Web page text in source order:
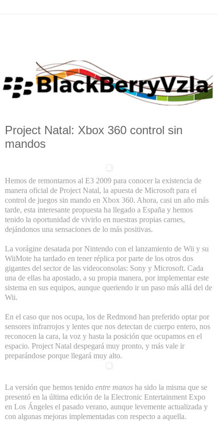
Project Natal: Xbox 360 control sin
mandos
Hemos de remontarnos al E3 2009 para conocer la existencia de
manera oficial de Project Natal, la apuesta de Microsoft para el
control de juegos sin mando en Xbox 360. Ahora, casi un año más
tarde, esta interesante propuesta ha llegado a España y hemos
tenido la oportunidad de vivirlo en nuestras propias carnes,
dejándonos una sensaciones de lo más positivas.
La vorágine desatada por Nintendo con el lanzamiento de Wii y su
WiiMote ha tardado en tener réplica por parte de los otros dos
gigantes del sector de las videoconsolas: Sony y Microsoft. Cada
una de ellas ha apostado, a su propia manera, por implementar este
sistema en sus equipos, aunque queriendo ir un paso más allá del de
Wii.
En el caso que nos ocupa, los de Redmond han preferido optar por
sensores infrarrojos y lentes que nos detectan de cuerpo entero, nos
reconocen la cara, la voz y hasta la posición que ocupamos en el
espacio. Project Natal despegará muy pronto, y más vale ir
preparándose porque llegará muy alto.
La versión que hemos tenido entre manos ha sido la misma que se
presentó en la última edición de la Electronic Entertainment Expo
en Los Ángeles el pasado verano, aunque levemente actualizada y
con algunas mejoras implementadas con respecto a aquella.